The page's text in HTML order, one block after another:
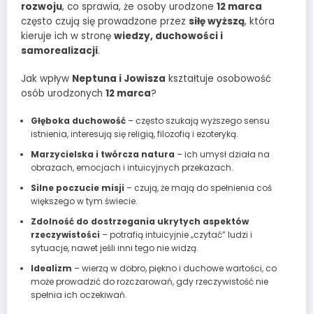
rozwoju, co sprawia, że osoby urodzone 12 marca
często czują się prowadzone przez siłę wyższą, która
kieruje ich w stronę wiedzy, duchowości i
samorealizacji.
Jak wpływ Neptuna i Jowisza kształtuje osobowość
osób urodzonych 12 marca?
Głęboka duchowość– często szukają wyższego sensu
istnienia, interesują się religią, filozofią i ezoteryką.
Marzycielska i twórcza natura – ich umysł działa na
obrazach, emocjach i intuicyjnych przekazach.
Silne poczucie misji – czują, że mają do spełnienia coś
większego w tym świecie.
Zdolność do dostrzegania ukrytych aspektów
rzeczywistości – potrafią intuicyjnie „czytać” ludzi i
sytuacje, nawet jeśli inni tego nie widzą.
Idealizm – wierzą w dobro, piękno i duchowe wartości, co
może prowadzić do rozczarowań, gdy rzeczywistość nie
spełnia ich oczekiwań.